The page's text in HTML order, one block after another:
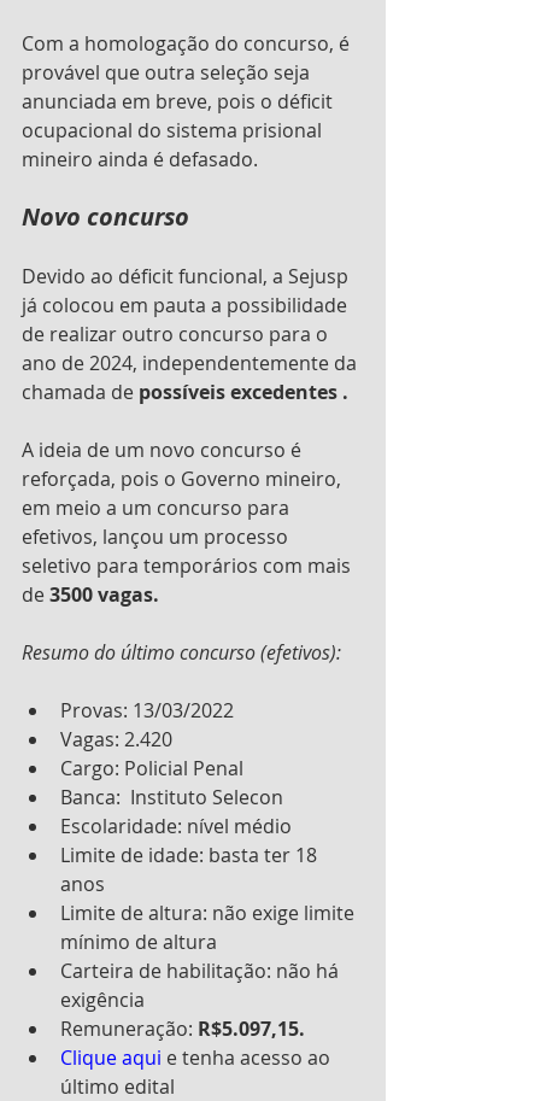
Com a homologação do concurso, é
provável que outra seleção seja
anunciada em breve, pois o déficit
ocupacional do sistema prisional
mineiro ainda é defasado.
Novo concurso
Devido ao déficit funcional, a Sejusp
já colocou em pauta a possibilidade
de realizar outro concurso para o
ano de 2024, independentemente da
chamada de possíveis excedentes .
A ideia de um novo concurso é
reforçada, pois o Governo mineiro,
em meio a um concurso para
efetivos, lançou um processo
seletivo para temporários com mais
de 3500 vagas.
Resumo do último concurso (efetivos):
Provas: 13/03/2022
Vagas: 2.420
Cargo: Policial Penal
Banca:  Instituto Selecon
Escolaridade: nível médio
Limite de idade: basta ter 18
anos
Limite de altura: não exige limite
mínimo de altura
Carteira de habilitação: não há
exigência
Remuneração: R$5.097,15.
Clique aqui e tenha acesso ao
último edital